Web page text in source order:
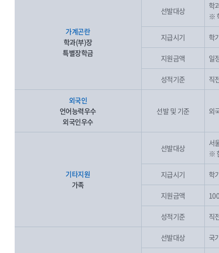
가계곤란
학과(부)장
특별장학금
선발대상
학
※
지급시기 학
지원금액 일
성적기준 직
외국인
언어능력우수
외국인우수
선발 및 기준 외
기타지원
가족
선발대상
서
※
지급시기 학
지원금액
성적기준 직
선발대상 국